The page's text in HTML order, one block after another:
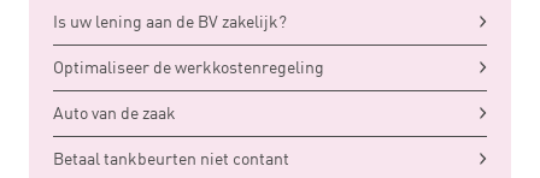
Is uw lening aan de BV zakelijk?
Optimaliseer de werkkostenregeling
Auto van de zaak
Betaal tankbeurten niet contant